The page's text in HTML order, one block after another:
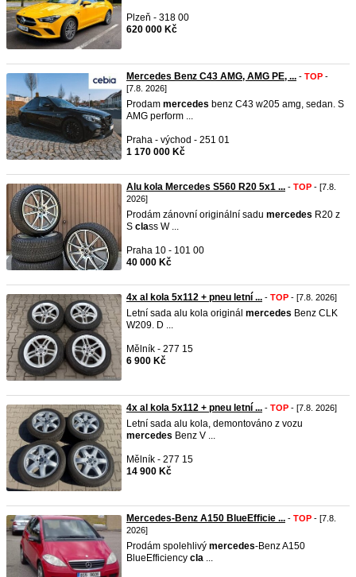
Plzeň - 318 00
620 000 Kč
Mercedes Benz C43 AMG, AMG PE, ... - TOP -
[7.8. 2026]
Prodam mercedes benz C43 w205 amg, sedan. S
AMG perform ...
Praha - východ - 251 01
1 170 000 Kč
Alu kola Mercedes S560 R20 5x1 ... - TOP - [7.8.
2026]
Prodám zánovní originální sadu mercedes R20 z
S class W ...
Praha 10 - 101 00
40 000 Kč
4x al kola 5x112 + pneu letní ... - TOP - [7.8. 2026]
Letní sada alu kola originál mercedes Benz CLK
W209. D ...
Mělník - 277 15
6 900 Kč
4x al kola 5x112 + pneu letní ... - TOP - [7.8. 2026]
Letní sada alu kola, demontováno z vozu
mercedes Benz V ...
Mělník - 277 15
14 900 Kč
Mercedes-Benz A150 BlueEfficie ... - TOP - [7.8.
2026]
Prodám spolehlivý mercedes-Benz A150
BlueEfficiency cla ...